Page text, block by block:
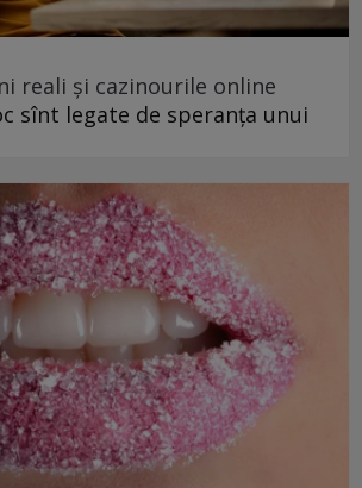
reali și cazinourile online
sînt legate de speranța unui